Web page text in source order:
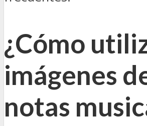
¿Cómo
imágenes
notas